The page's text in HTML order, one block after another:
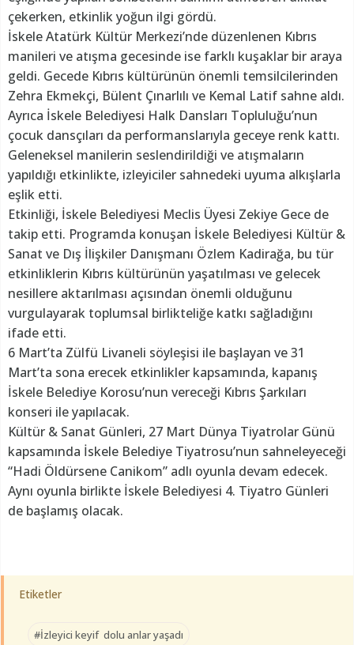
çekerken, etkinlik yoğun ilgi gördü.
İskele Atatürk Kültür Merkezi’nde düzenlenen Kıbrıs
manileri ve atışma gecesinde ise farklı kuşaklar bir araya
geldi. Gecede Kıbrıs kültürünün önemli temsilcilerinden
Zehra Ekmekçi, Bülent Çınarlılı ve Kemal Latif sahne aldı.
Ayrıca İskele Belediyesi Halk Dansları Topluluğu’nun
çocuk dansçıları da performanslarıyla geceye renk kattı.
Geleneksel manilerin seslendirildiği ve atışmaların
yapıldığı etkinlikte, izleyiciler sahnedeki uyuma alkışlarla
eşlik etti.
Etkinliği, İskele Belediyesi Meclis Üyesi Zekiye Gece de
takip etti. Programda konuşan İskele Belediyesi Kültür &
Sanat ve Dış İlişkiler Danışmanı Özlem Kadirağa, bu tür
etkinliklerin Kıbrıs kültürünün yaşatılması ve gelecek
nesillere aktarılması açısından önemli olduğunu
vurgulayarak toplumsal birlikteliğe katkı sağladığını
ifade etti.
6 Mart’ta Zülfü Livaneli söyleşisi ile başlayan ve 31
Mart’ta sona erecek etkinlikler kapsamında, kapanış
İskele Belediye Korosu’nun vereceği Kıbrıs Şarkıları
konseri ile yapılacak.
Kültür & Sanat Günleri, 27 Mart Dünya Tiyatrolar Günü
kapsamında İskele Belediye Tiyatrosu’nun sahneleyeceği
“Hadi Öldürsene Canikom” adlı oyunla devam edecek.
Aynı oyunla birlikte İskele Belediyesi 4. Tiyatro Günleri
de başlamış olacak.
Etiketler
#İzleyici keyif dolu anlar yaşadı